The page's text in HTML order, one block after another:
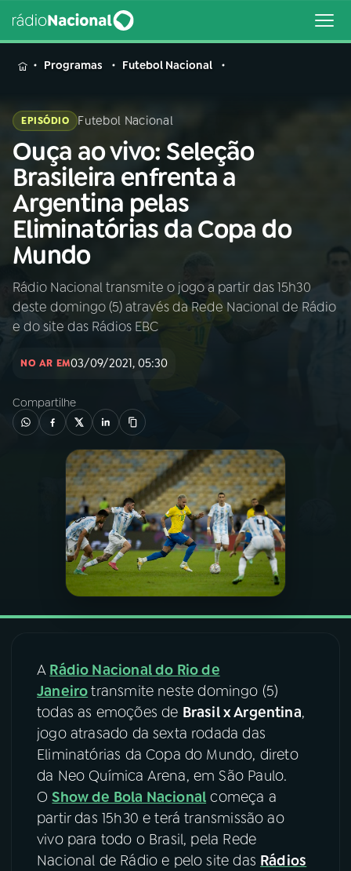
MENU
Buscar
na
Rádio
Nacional
Buscar
AO VIVO
01INÍCIO
PODCASTS
VIDEOCASTS
ÚLTIMAS
ACOMPANHE A RÁDIO NACIONAL
YouTube Facebook
Instagram X
TikTok
Programas Futebol Nacional
EPISÓDIO Futebol Nacional
Ouça ao vivo: Seleção
Brasileira enfrenta a
Argentina pelas
Eliminatórias da Copa do
Mundo
Rádio Nacional transmite o jogo a partir das 15h30
deste domingo (5) através da Rede Nacional de Rádio
e do site das Rádios EBC
NO AR EM03/09/2021, 05:30
Compartilhe
A Rádio Nacional do Rio de
Janeirotransmite neste domingo (5)
todas as emoções de Brasil x Argentina,
jogo atrasado da sexta rodada das
Eliminatórias da Copa do Mundo, direto
da Neo Química Arena, em São Paulo.
OShow de Bola Nacional começa a
partir das 15h30 e terá transmissão ao
vivo para todo o Brasil, pela Rede
Nacional de Rádio e pelo site das Rádios